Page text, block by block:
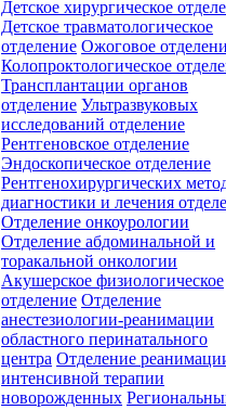
Детское хирургическое
Детское травматологическое
отделение Ожоговое
Колопроктологическое
Трансплантации органов
отделение Ультразвуковых
исследований отделение
Рентгеновское отделение
Эндоскопическое отделение
Рентгенохирургических
диагностики и лечения
Отделение онкоурологии
Отделение абдоминальной и
торакальной онкологии
Акушерское физиологическое
отделение Отделение
анестезиологии-реанимации
областного перинатального
центра Отделение
интенсивной терапии
новорожденных